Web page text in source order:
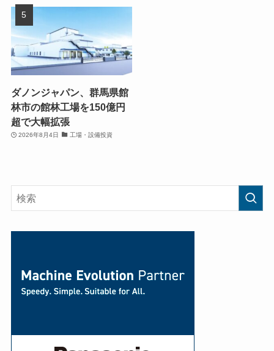
ダノンジャパン、群馬県館
林市の館林工場を150億円
超で大幅拡張
2026年8月4日 工場・設備投資